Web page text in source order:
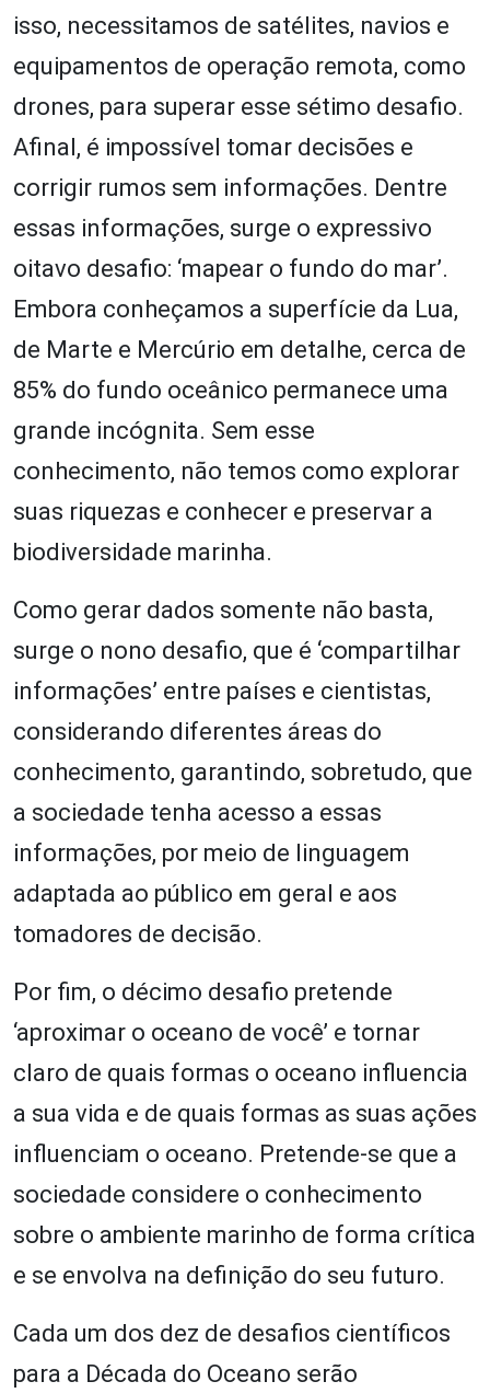
isso, necessitamos de satélites, navios e
equipamentos de operação remota, como
drones, para superar esse sétimo desafio.
Afinal, é impossível tomar decisões e
corrigir rumos sem informações. Dentre
essas informações, surge o expressivo
oitavo desafio: ‘mapear o fundo do mar’.
Embora conheçamos a superfície da Lua,
de Marte e Mercúrio em detalhe, cerca de
85% do fundo oceânico permanece uma
grande incógnita. Sem esse
conhecimento, não temos como explorar
suas riquezas e conhecer e preservar a
biodiversidade marinha.
Como gerar dados somente não basta,
surge o nono desafio, que é ‘compartilhar
informações’ entre países e cientistas,
considerando diferentes áreas do
conhecimento, garantindo, sobretudo, que
a sociedade tenha acesso a essas
informações, por meio de linguagem
adaptada ao público em geral e aos
tomadores de decisão.
Por fim, o décimo desafio pretende
‘aproximar o oceano de você’ e tornar
claro de quais formas o oceano influencia
a sua vida e de quais formas as suas ações
influenciam o oceano. Pretende-se que a
sociedade considere o conhecimento
sobre o ambiente marinho de forma crítica
e se envolva na definição do seu futuro.
Cada um dos dez de desafios científicos
para a Década do Oceano serão